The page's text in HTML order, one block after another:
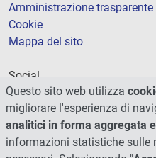
Amministrazione trasparente
Cookie
Mappa del sito
Social
Questo sito web utilizza
migliorare l'esperienza di
analitici in forma aggregata
informazioni statistiche sulle